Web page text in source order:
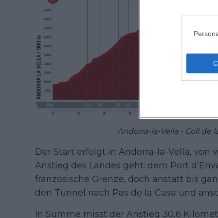
Andorra-la-Vella - Coll de
Der Start erfolgt in Andorra-la-Vella, von
Anstieg des Landes geht: dem Port
französische Grenze, doch anstatt bis
den Tunnel nach Pas de la Casa und
In Summe misst der Anstieg 30,6